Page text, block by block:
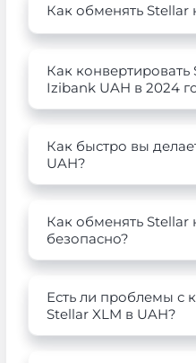
Как обменять Stellar
Как конвертировать
Izibank UAH в 2024
Как быстро вы
UAH?
Как обменять Stellar
безопасно?
Есть ли проблемы с
Stellar XLM в UAH?